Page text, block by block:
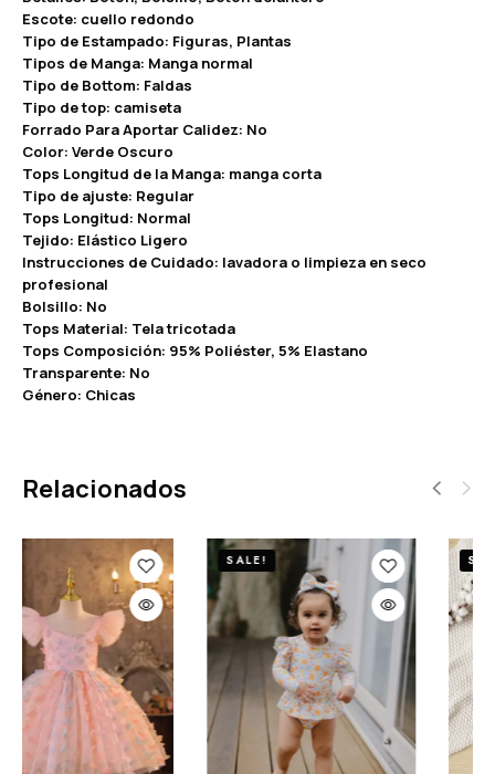
Escote: cuello redondo
Tipo de Estampado: Figuras, Plantas
Tipos de Manga: Manga normal
Tipo de Bottom: Faldas
Tipo de top: camiseta
Forrado Para Aportar Calidez: No
Color: Verde Oscuro
Tops Longitud de la Manga: manga corta
Tipo de ajuste: Regular
Tops Longitud: Normal
Tejido: Elástico Ligero
Instrucciones de Cuidado: lavadora o limpieza en seco
profesional
Bolsillo: No
Tops Material: Tela tricotada
Tops Composición: 95% Poliéster, 5% Elastano
Transparente: No
Género: Chicas
Relacionados
SALE! SALE!